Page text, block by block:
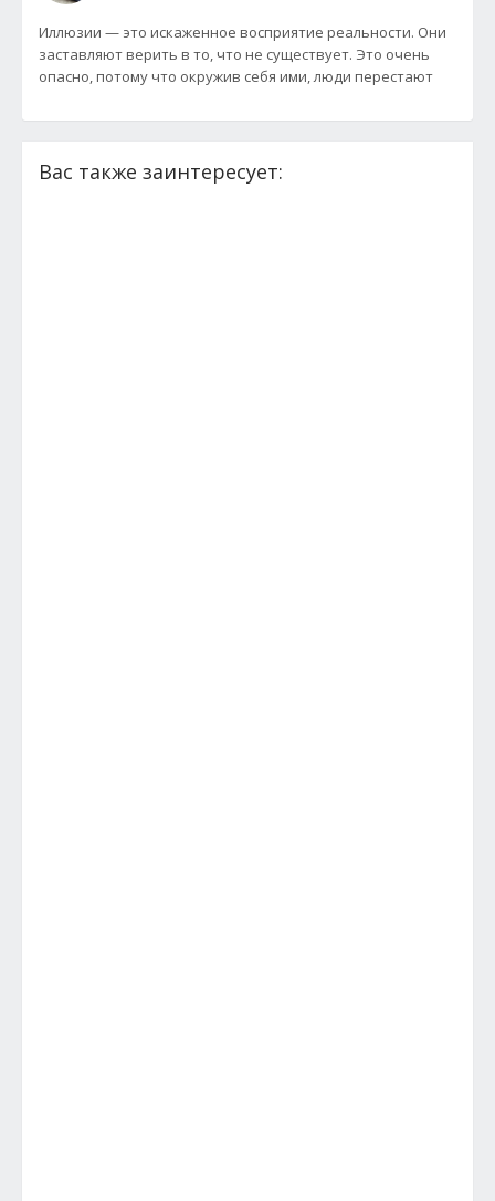
Иллюзии — это искаженное восприятие реальности. Они
заставляют верить в то, что не существует. Это очень
опасно, потому что окружив себя ими, люди перестают
Вас также заинтересует: